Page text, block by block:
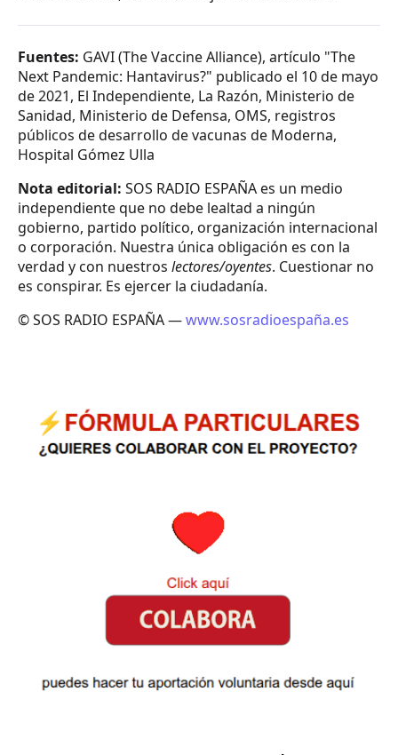
Fuentes: GAVI (The Vaccine Alliance), artículo "The
Next Pandemic: Hantavirus?" publicado el 10 de mayo
de 2021, El Independiente, La Razón, Ministerio de
Sanidad, Ministerio de Defensa, OMS, registros
públicos de desarrollo de vacunas de Moderna,
Hospital Gómez Ulla
Nota editorial: SOS RADIO ESPAÑA es un medio
independiente que no debe lealtad a ningún
gobierno, partido político, organización internacional
o corporación. Nuestra única obligación es con la
verdad y con nuestros lectores/oyentes. Cuestionar no
es conspirar. Es ejercer la ciudadanía.
© SOS RADIO ESPAÑA —www.sosradioespaña.es